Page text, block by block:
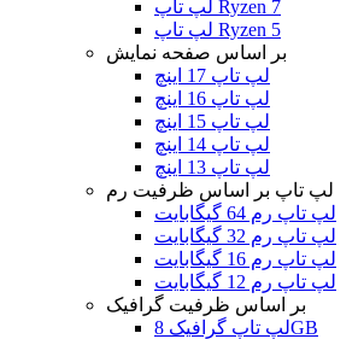
لپ تاپ Ryzen 7
لپ تاپ Ryzen 5
بر اساس صفحه نمایش
لپ تاپ 17 اینچ
لپ تاپ 16 اینچ
لپ تاپ 15 اینچ
لپ تاپ 14 اینچ
لپ تاپ 13 اینچ
لپ تاپ بر اساس ظرفیت رم
لپ تاپ رم 64 گیگابایت
لپ تاپ رم 32 گیگابایت
لپ تاپ رم 16 گیگابایت
لپ تاپ رم 12 گیگابایت
بر اساس ظرفیت گرافیک
لپ تاپ گرافیک 8GB